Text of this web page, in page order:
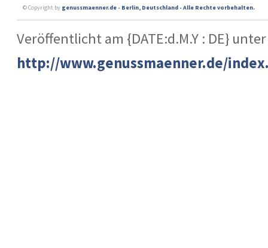
© Copyright by genussmaenner.de - Berlin, Deutschland - Alle Rechte vorbehalten.
Veröffentlicht am {DATE:d.M.Y : DE}
http://www.genussmaenner.de/